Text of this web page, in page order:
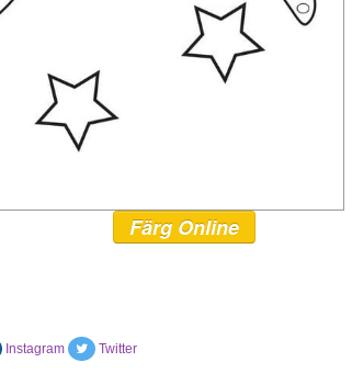
Färg Online
Instagram Twitter